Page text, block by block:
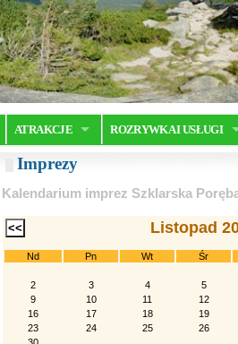
ATRAKCJE ROZRYWKA I USŁUGI
Imprezy
Kalendarium imprez Szklarska
Listopad
Nd Pn Wt Śr
2 3 4
5
9
10 11
12
16
17 18
19
23
24 25
26